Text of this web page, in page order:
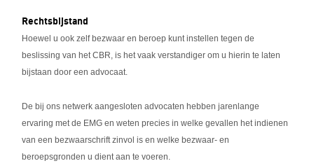
Rechtsbijstand
Hoewel u ook zelf bezwaar en beroep kunt instellen tegen de
beslissing van het CBR, is het vaak verstandiger om u hierin te laten
bijstaan door een advocaat.
De bij ons netwerk aangesloten advocaten hebben jarenlange
ervaring met de EMG en weten precies in welke gevallen het indienen
van een bezwaarschrift zinvol is en welke bezwaar- en
beroepsgronden u dient aan te voeren.